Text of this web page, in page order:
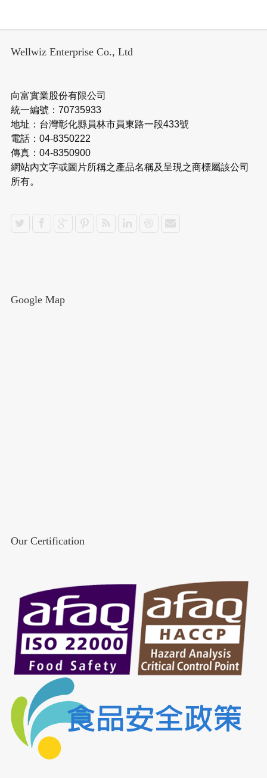
Wellwiz Enterprise Co., Ltd
向富實業股份有限公司
統一編號：70735933
地址：台灣彰化縣員林市員東路一段433號
電話：04-8350222
傳真：04-8350900
網站內文字或圖片所稱之產品名稱及呈現之商標屬該公司
所有。
Google Map
Our Certification